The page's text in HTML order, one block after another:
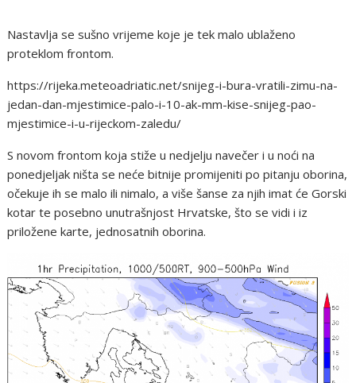
Nastavlja se sušno vrijeme koje je tek malo ublaženo
proteklom frontom.
https://rijeka.meteoadriatic.net/snijeg-i-bura-vratili-zimu-na-
jedan-dan-mjestimice-palo-i-10-ak-mm-kise-snijeg-pao-
mjestimice-i-u-rijeckom-zaledu/
S novom frontom koja stiže u nedjelju navečer i u noći na
ponedjeljak ništa se neće bitnije promijeniti po pitanju oborina,
očekuje ih se malo ili nimalo, a više šanse za njih imat će Gorski
kotar te posebno unutrašnjost Hrvatske, što se vidi i iz
priložene karte, jednosatnih oborina.